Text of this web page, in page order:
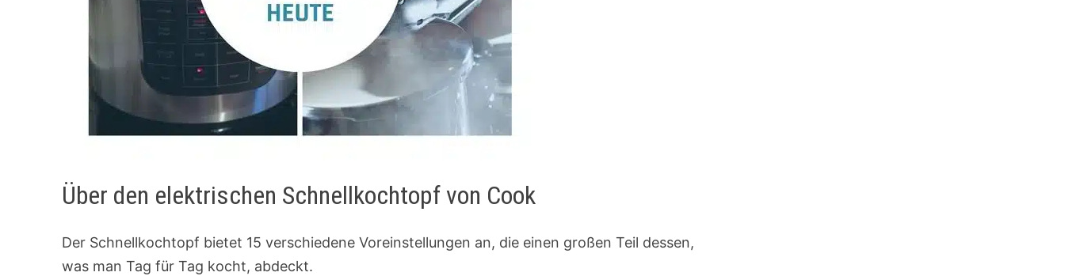
Über den elektrischen Schnellkochtopf von Cook
Der Schnellkochtopf bietet 15 verschiedene Voreinstellungen an, die einen großen Teil dessen,
was man Tag für Tag kocht, abdeckt.